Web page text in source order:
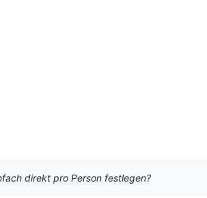
direkt pro Person festlegen?